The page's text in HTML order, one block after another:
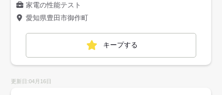
家電の性能テスト
愛知県豊田市御作町
キープする
更新日:04月16日